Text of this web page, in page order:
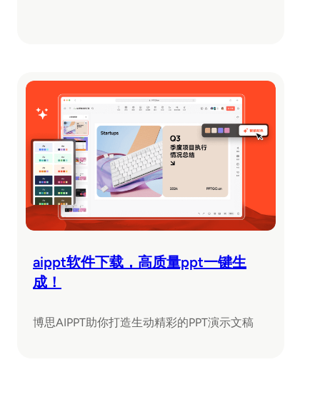
aippt软件下载，高质量ppt一键生
成！
博思AIPPT助你打造生动精彩的PPT演示文稿